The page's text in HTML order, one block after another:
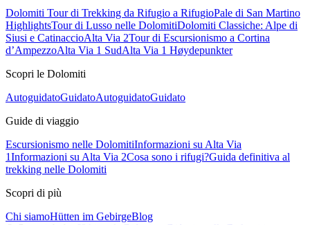
Dolomiti Tour di Trekking da Rifugio a RifugioPale di San Martino
HighlightsTour di Lusso nelle DolomitiDolomiti Classiche: Alpe di
Siusi e CatinaccioAlta Via 2Tour di Escursionismo a Cortina
d’AmpezzoAlta Via 1 SudAlta Via 1 Høydepunkter
Scopri le Dolomiti
AutoguidatoGuidatoAutoguidatoGuidato
Guide di viaggio
Escursionismo nelle DolomitiInformazioni su Alta Via
1Informazioni su Alta Via 2Cosa sono i rifugi?Guida definitiva al
trekking nelle Dolomiti
Scopri di più
Chi siamoHütten im GebirgeBlog